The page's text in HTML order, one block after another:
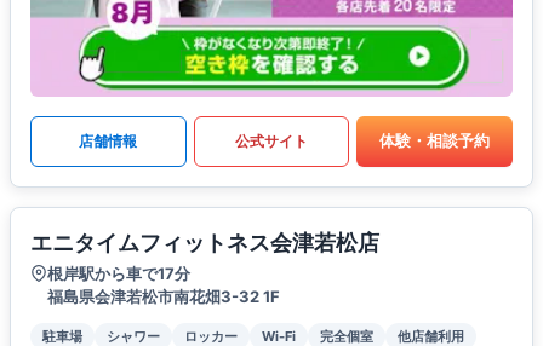
店舗情報 公式サイト 体験・相談予約
エニタイムフィットネス会津若松店
根岸駅から車で17分
福島県会津若松市南花畑3-32 1F
駐車場 シャワー ロッカー Wi-Fi 完全個室
他店舗利用